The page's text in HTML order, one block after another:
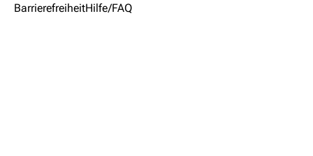
BarrierefreiheitHilfe/FAQ